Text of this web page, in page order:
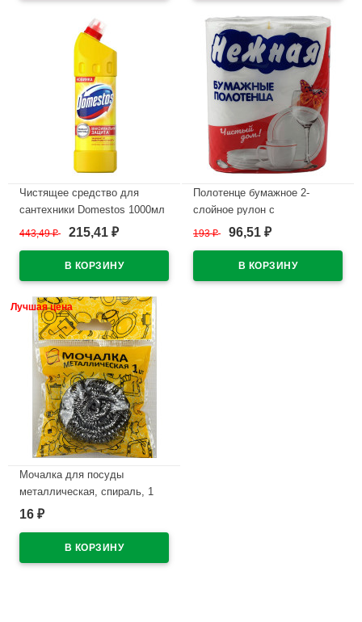
Чистящее средство для
сантехники Domestos 1000мл
Лимонная свежесть
443,49₽ 215,41 ₽
Полотенце бумажное 2-
слойное рулон с
перфорацией 2рулона в
193₽ 96,51 ₽
Лучшая цена
Мочалка для посуды
металлическая, спираль, 1
штука 10г арт.140093
16 ₽